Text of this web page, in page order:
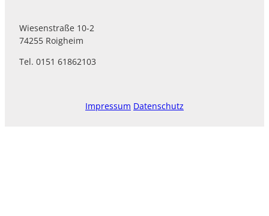
Wiesenstraße 10-2
74255 Roigheim
Tel. 0151 61862103
Impressum Datenschutz